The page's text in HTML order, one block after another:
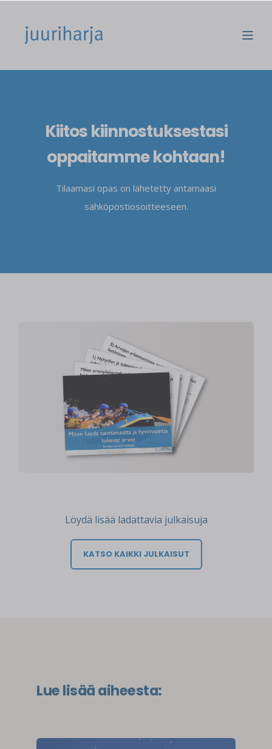
Kiitos kiinnostuksestasi
oppaitamme kohtaan!
Tilaamasi opas on lähetetty antamaasi
sähköpostiosoitteeseen.
Löydä lisää ladattavia julkaisuja
KATSO KAIKKI JULKAISUT
Lue lisää aiheesta: